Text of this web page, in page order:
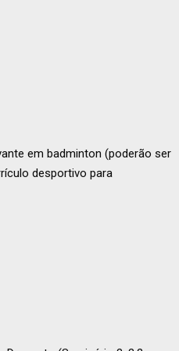
em badminton (poderão ser
desportivo para